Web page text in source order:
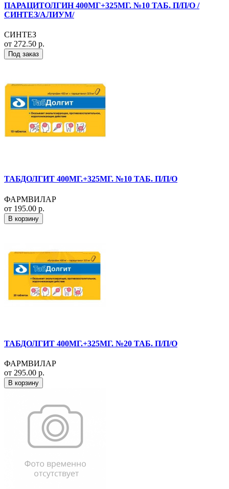
ПАРАЦИТОЛГИН 400МГ+325МГ. №10 ТАБ. П/П/О /
СИНТЕЗ/АЛИУМ/
СИНТЕЗ
от 272.50 р.
Под заказ
ТАБДОЛГИТ 400МГ.+325МГ. №10 ТАБ. П/П/О
ФАРМВИЛАР
от 195.00 р.
В корзину
ТАБДОЛГИТ 400МГ.+325МГ. №20 ТАБ. П/П/О
ФАРМВИЛАР
от 295.00 р.
В корзину